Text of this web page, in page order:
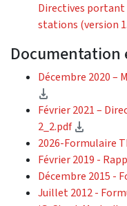
Directives portant
stations (version
Documentation
Décembre 2020 –
Février 2021 –
2_2.pdf
2026-Formulaire
Février 2019 -
Décembre 2015 -
Juillet 2012 -